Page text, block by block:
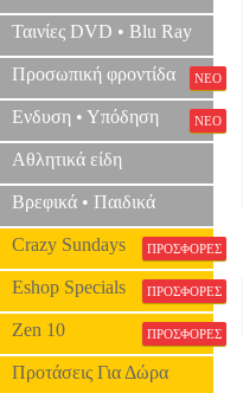
Ταινίες DVD • Blu Ray
Προσωπική φροντίδα ΝΕΟ
Ενδυση • Υπόδηση ΝΕΟ
Αθλητικά είδη
Βρεφικά • Παιδικά
Crazy Sundays ΠΡΟΣΦΟΡΕΣ
Eshop Specials ΠΡΟΣΦΟΡΕΣ
Zen 10 ΠΡΟΣΦΟΡΕΣ
Προτάσεις Για Δώρα